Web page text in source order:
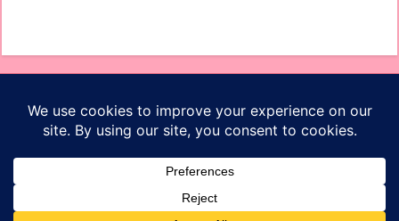
オッケーブログ
プライバシーポリシー
サイトマップ